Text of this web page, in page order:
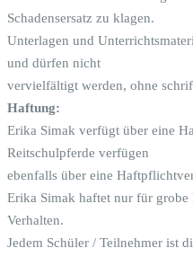
Schadensersatz zu klagen.
Unterlagen und
und dürfen nicht
vervielfältigt werden, ohne
Haftung:
Erika Simak verfügt über eine
Reitschulpferde verfügen
ebenfalls über eine
Erika Simak haftet nur für
Verhalten.
Jedem Schüler / Teilnehmer ist